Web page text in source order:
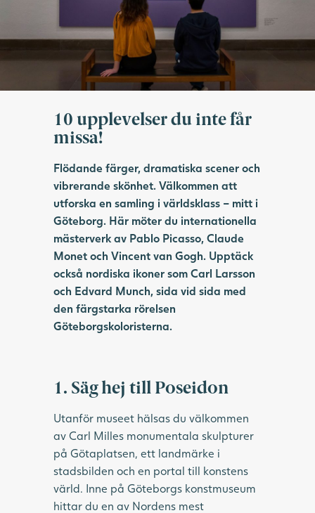
10 upplevelser du inte får
missa!
Flödande färger, dramatiska scener och
vibrerande skönhet. Välkommen att
utforska en samling i världsklass – mitt i
Göteborg. Här möter du internationella
mästerverk av Pablo Picasso, Claude
Monet och Vincent van Gogh. Upptäck
också nordiska ikoner som Carl Larsson
och Edvard Munch, sida vid sida med
den färgstarka rörelsen
Göteborgskoloristerna.
1. Säg hej till Poseidon
Utanför museet hälsas du välkommen
av Carl Milles monumentala skulpturer
på Götaplatsen, ett landmärke i
stadsbilden och en portal till konstens
värld. Inne på Göteborgs konstmuseum
hittar du en av Nordens mest